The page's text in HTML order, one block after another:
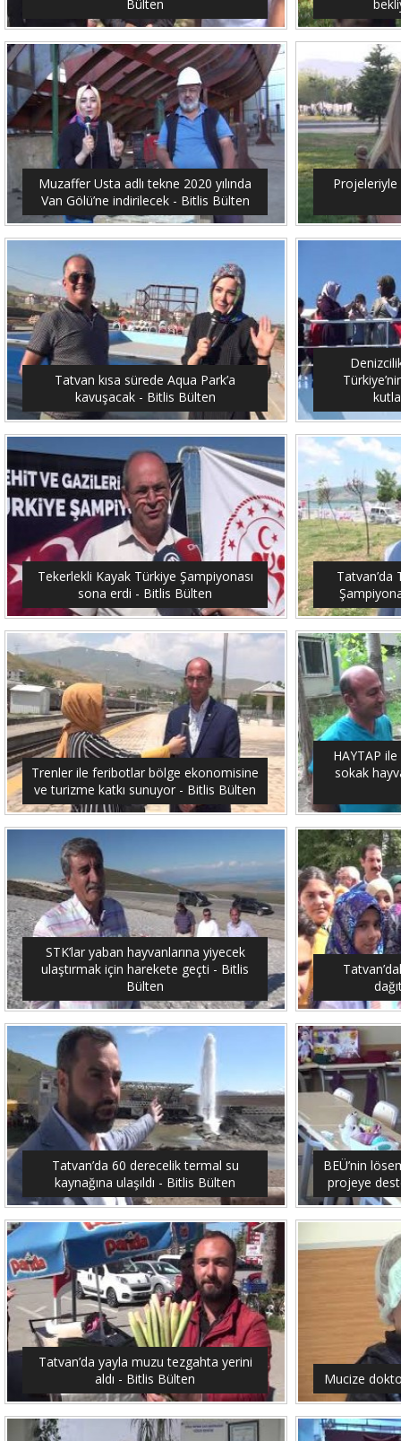
Bülten
Muzaffer Usta adlı tekne 2020 yılında
Van Gölü’ne indirilecek - Bitlis Bülten
Projeleriyle
Tatvan kısa sürede Aqua Park’a
kavuşacak - Bitlis Bülten
Tekerlekli Kayak Türkiye Şampiyonası
sona erdi - Bitlis Bülten
Tatvan’da
Trenler ile feribotlar bölge ekonomisine
ve turizme katkı sunuyor - Bitlis Bülten
HAYTAP
sokak
STK’lar yaban hayvanlarına yiyecek
ulaştırmak için harekete geçti - Bitlis
Bülten
Tatvan’da 60 derecelik termal su
kaynağına ulaşıldı - Bitlis Bülten
BEÜ’nin
projeye
Tatvan’da yayla muzu tezgahta yerini
aldı - Bitlis Bülten
Mucize